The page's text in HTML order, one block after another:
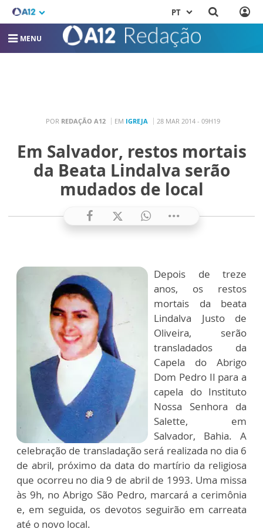
PT
MENU
POR REDAÇÃO A12 EM IGREJA 28 MAR 2014 - 09H19
Em Salvador, restos mortais
da Beata Lindalva serão
mudados de local
Depois de treze
anos, os restos
mortais da beata
Lindalva Justo de
Oliveira, serão
transladados da
Capela do Abrigo
Dom Pedro II para a
capela do Instituto
Nossa Senhora da
Salette, em
Salvador, Bahia. A
celebração de transladação será realizada no dia 6
de abril, próximo da data do martírio da religiosa
que ocorreu no dia 9 de abril de 1993. Uma missa
às 9h, no Abrigo São Pedro, marcará a cerimônia
e, em seguida, os devotos seguirão em carreata
até o novo local.